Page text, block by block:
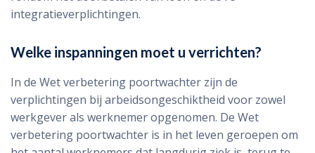
integratieverplichtingen.
Welke inspanningen moet u verrichten?
In de Wet verbetering poortwachter zijn de
verplichtingen bij arbeidsongeschiktheid voor zowel
werkgever als werknemer opgenomen. De Wet
verbetering poortwachter is in het leven geroepen om